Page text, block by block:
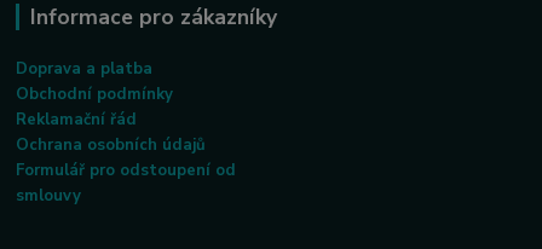
Informace pro zákazníky
Doprava a platba
Obchodní podmínky
Reklamační řád
Ochrana osobních údajů
Formulář pro odstoupení od
smlouvy